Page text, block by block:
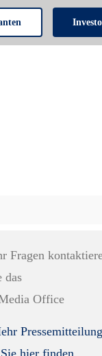
Fragen
das
Office